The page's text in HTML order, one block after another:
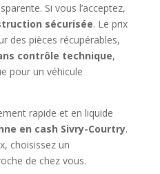
Si vous l’acceptez,
sécurisée. Le prix
des pièces récupérables,
contrôle technique,
pour un véhicule
rapide et en liquide
en cash Sivry-Courtry.
choisissez un
de chez vous.